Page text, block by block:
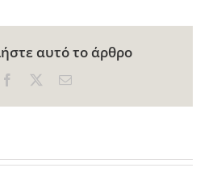
αυτό το άρθρο
Facebook Email